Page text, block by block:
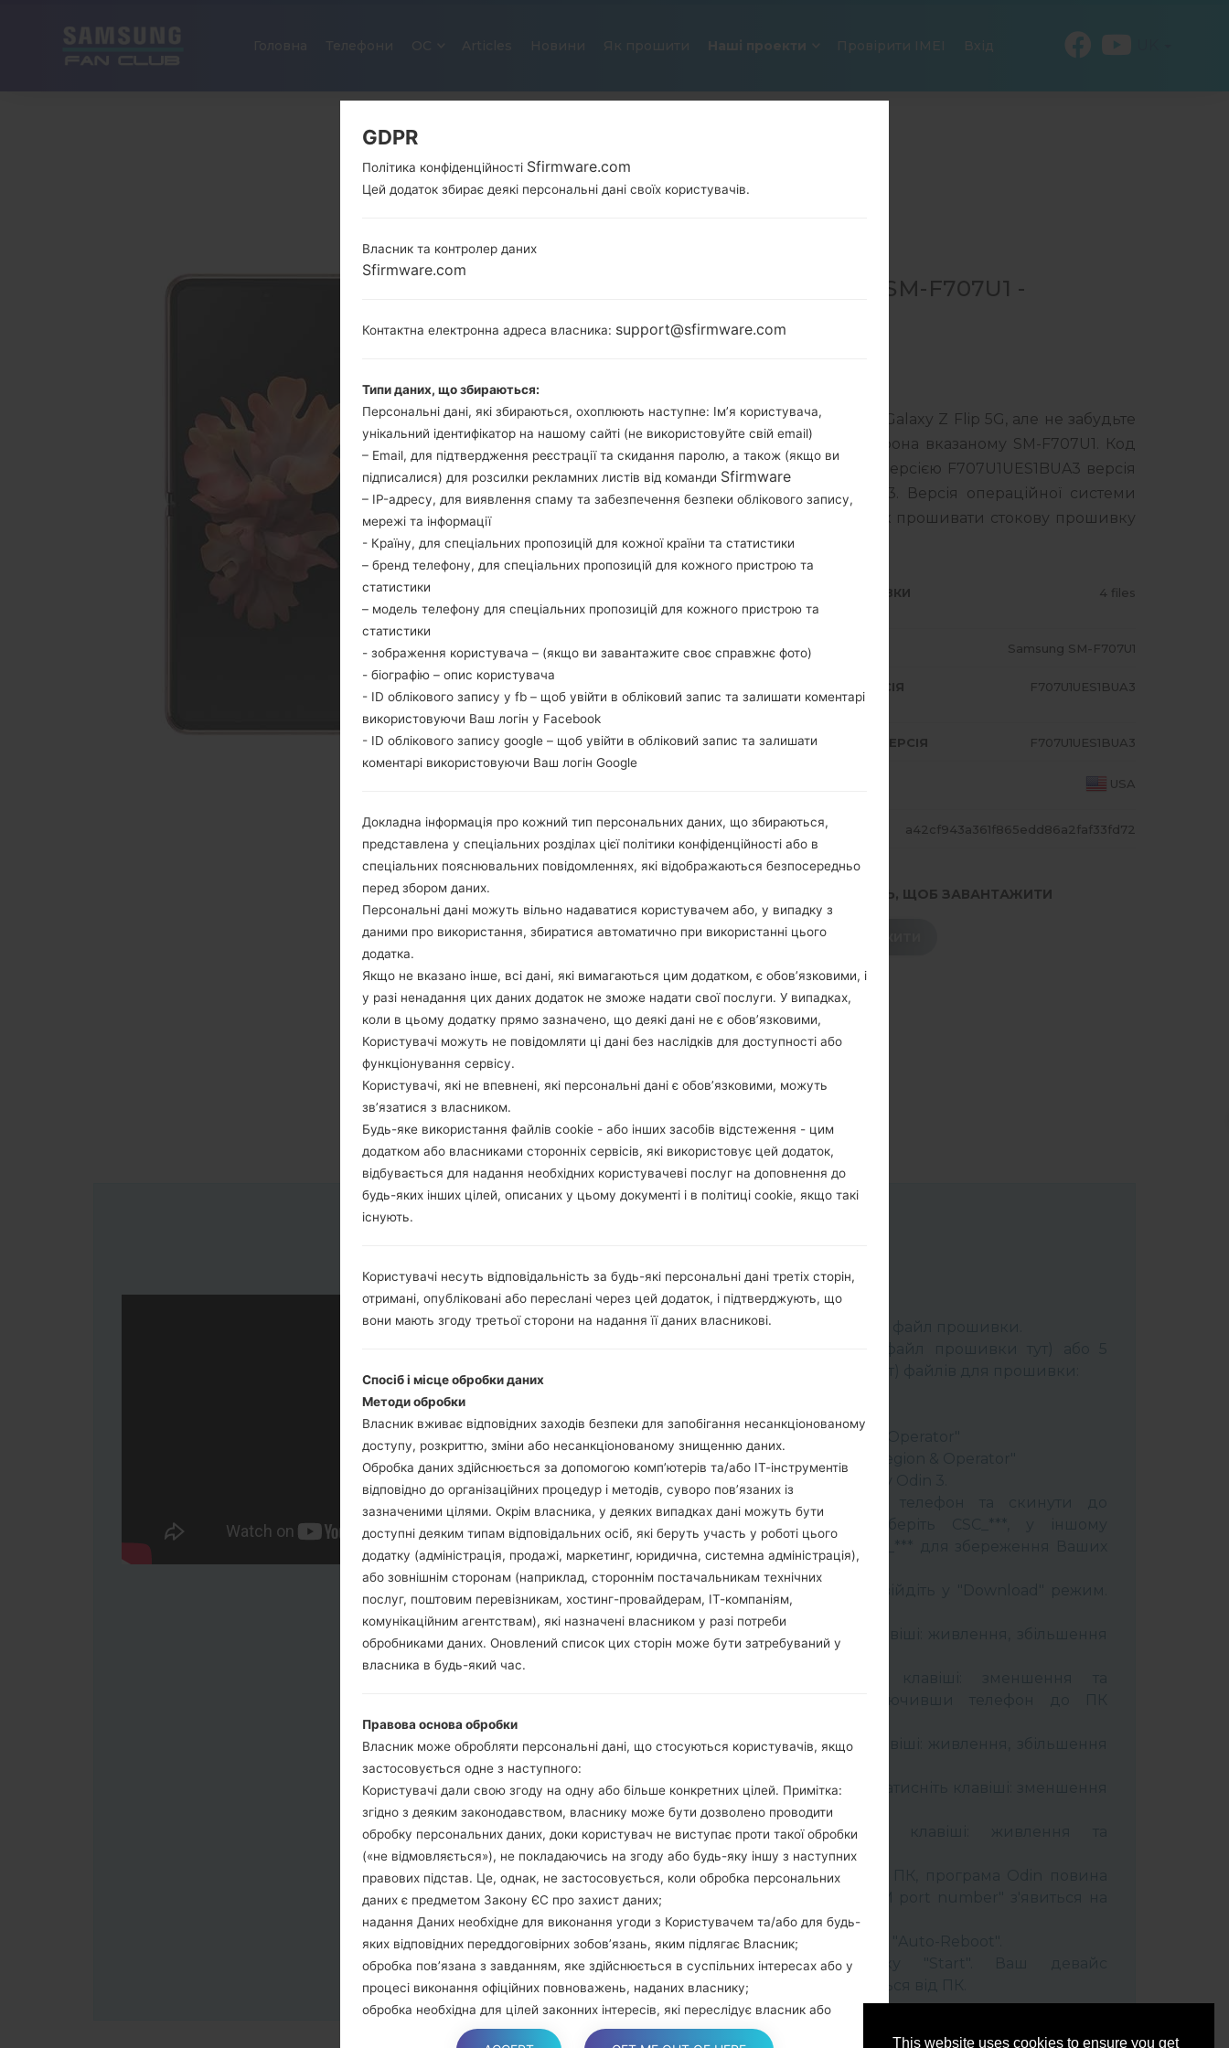
This website uses cookies to ensure you get
Новини Як прошити Наші проекти Провірити IMEI Вхід
ОФІЦІЙНА ПРОШИВКА #209181 ДЛЯ SM-F707U1 -
SAMSUNGGALAXY Z FLIP 5G
F707U1_1_20210127134334_g746frlmsb_fac.zip
Завантажте останнє оновлення прошивки для Samsung Galaxy Z Flip 5G, але не забудьте
перевірити, чи відповідає номер моделі вашого смартфона вказаному SM-F707U1. Код
прошивки SPR для USA. Продукт поставляється з PDA версією F707U1UES1BUA3 версія
CSC F707U1OYM1BUA3, MODEM версия F707U1UES1BUA3. Версія операційної системи
даної прошивки Android R 11. Повна інструкція про те, як прошивати стокову прошивку
на пристроях Samsung тут
g746frlmsb_fac
ТИП ПРОШИВКИ 4 files
РОЗМІР ФАЙЛУ 5.25 GiB МОДЕЛЬ Samsung SM-F707U1
ОПЕРАЦІЙНА
СИСТЕМА
PDA/AP ВЕРСІЯ F707U1UES1BUA3
CSC ВЕРСІЯ F707U1OYM1BUA3 MODEM/CP ВЕРСІЯ F707U1UES1BUA3
USA
ОПИС Sprint ХЕШ a42cf943a361f865edd86a2faf33fd72
1.ПЕРЕВІРТИ НАЯВНІСТЬ RECAPTCHA 2.НАТИСНІТЬ, ЩОБ ЗАВАНТАЖИТИ
ЗАВАНТАЖИТИ
Завантажте на свій ПК:Odin 3
Далі завантажте та розпакуйте файл прошивки.
CP: "Modem & Radio"
HOME_CSC_***: "Country & Region & Operator"
Додайте усі файли у програму Odin 3.
Якщо ви хочете прошити телефон та скинути до
заводських налаштувань оберіть CSC_***, у іншому
випадку виберіть HOME_CSC_*** для збереження Ваших
Тепер вимкніть пристрій і увійдіть у "Download" режим.
Усі методи як це зробити:
Натисніть та утримуйти клавіші: живлення, збільшення
Натисніть та утримуйти клавіші: живлення, збільшення
Підключіть USB кабель та натисніть клавіші: зменшення
звуку та Bixbi.
Натисніть та утримуйти клавіші: живлення та
збільшення гучності.
Далі підключить телефон до ПК, програма Odin повина
виявити Ваш девайс та "COM port number" з'явиться на
екрані.
Вказуйте лише "F.Reset" час та "Auto-Reboot".
В кінці натисніть кнопку "Start". Ваш девайс
перезагрузиться та відєднається від ПК.
GDPR
Політика конфіденційності Sfirmware.com
Цей додаток збирає деякі персональні дані своїх користувачів.
Власник та контролер даних
Sfirmware.com
Контактна електронна адреса власника: support@sfirmware.com
Типи даних, що збираються:
Персональні дані, які збираються, охоплюють наступне: Ім’я користувача,
унікальний ідентифікатор на нашому сайті (не використовуйте свій email)
– Email, для підтвердження реєстрації та скидання паролю, а також (якщо ви
підписалися) для розсилки рекламних листів від команди Sfirmware
– IP-адресу, для виявлення спаму та забезпечення безпеки облікового запису,
мережі та інформації
- Країну, для спеціальних пропозицій для кожної країни та статистики
– бренд телефону, для спеціальних пропозицій для кожного пристрою та
статистики
– модель телефону для спеціальних пропозицій для кожного пристрою та
статистики
- зображення користувача – (якщо ви завантажите своє справжнє фото)
- біографію – опис користувача
- ID облікового запису у fb – щоб увійти в обліковий запис та залишати коментарі
використовуючи Ваш логін у Facebook
- ID облікового запису google – щоб увійти в обліковий запис та залишати
коментарі використовуючи Ваш логін Google
Докладна інформація про кожний тип персональних даних, що збираються,
представлена у спеціальних розділах цієї політики конфіденційності або в
спеціальних пояснювальних повідомленнях, які відображаються безпосередньо
перед збором даних.
Персональні дані можуть вільно надаватися користувачем або, у випадку з
даними про використання, збиратися автоматично при використанні цього
додатка.
Якщо не вказано інше, всі дані, які вимагаються цим додатком, є обов’язковими, і
у разі ненадання цих даних додаток не зможе надати свої послуги. У випадках,
коли в цьому додатку прямо зазначено, що деякі дані не є обов’язковими,
Користувачі можуть не повідомляти ці дані без наслідків для доступності або
функціонування сервісу.
Користувачі, які не впевнені, які персональні дані є обов’язковими, можуть
зв’язатися з власником.
Будь-яке використання файлів cookie - або інших засобів відстеження - цим
додатком або власниками сторонніх сервісів, які використовує цей додаток,
відбувається для надання необхідних користувачеві послуг на доповнення до
будь-яких інших цілей, описаних у цьому документі і в політиці cookie, якщо такі
існують.
Користувачі несуть відповідальність за будь-які персональні дані третіх сторін,
отримані, опубліковані або переслані через цей додаток, і підтверджують, що
вони мають згоду третьої сторони на надання її даних власникові.
Спосіб і місце обробки даних
Методи обробки
Власник вживає відповідних заходів безпеки для запобігання несанкціонованому
доступу, розкриттю, зміни або несанкціонованому знищенню даних.
Обробка даних здійснюється за допомогою комп’ютерів та/або ІТ-інструментів
відповідно до організаційних процедур і методів, суворо пов’язаних із
зазначеними цілями. Окрім власника, у деяких випадках дані можуть бути
доступні деяким типам відповідальних осіб, які беруть участь у роботі цього
додатку (адміністрація, продажі, маркетинг, юридична, системна адміністрація),
або зовнішнім сторонам (наприклад, стороннім постачальникам технічних
послуг, поштовим перевізникам, хостинг-провайдерам, ІТ-компаніям,
комунікаційним агентствам), які назначені власником у разі потреби
обробниками даних. Оновлений список цих сторін може бути затребуваний у
власника в будь-який час.
Правова основа обробки
Власник може обробляти персональні дані, що стосуються користувачів, якщо
застосовується одне з наступного:
Користувачі дали свою згоду на одну або більше конкретних цілей. Примітка:
згідно з деяким законодавством, власнику може бути дозволено проводити
обробку персональних даних, доки користувач не виступає проти такої обробки
(«не відмовляється»), не покладаючись на згоду або будь-яку іншу з наступних
правових підстав. Це, однак, не застосовується, коли обробка персональних
даних є предметом Закону ЄС про захист даних;
надання Даних необхідне для виконання угоди з Користувачем та/або для будь-
яких відповідних переддоговірних зобов’язань, яким підлягає Власник;
обробка пов’язана з завданням, яке здійснюється в суспільних інтересах або у
процесі виконання офіційних повноважень, наданих власнику;
обробка необхідна для цілей законних інтересів, які переслідує власник або